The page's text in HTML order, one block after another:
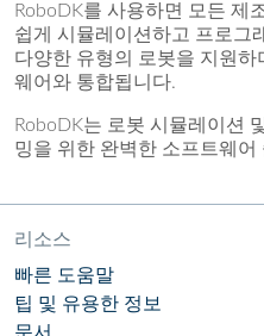
RoboDK를 사용하면 모든 제
쉽게 시뮬레이션하고 프로그
다양한 유형의 로봇을 지원
웨어와 통합됩니다.
RoboDK는 로봇 시뮬레이션
밍을 위한 완벽한 소프트웨어
리소스
빠른 도움말
팁 및 유용한 정보